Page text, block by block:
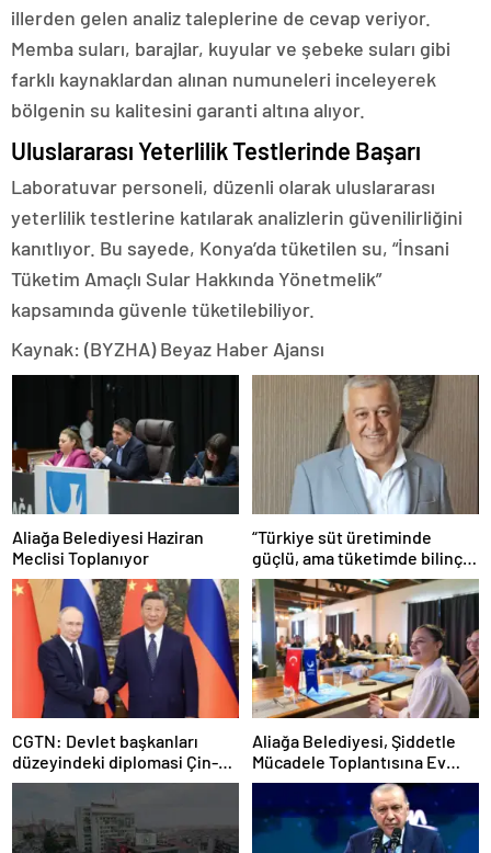
illerden gelen analiz taleplerine de cevap veriyor.
Memba suları, barajlar, kuyular ve şebeke suları gibi
farklı kaynaklardan alınan numuneleri inceleyerek
bölgenin su kalitesini garanti altına alıyor.
Uluslararası Yeterlilik Testlerinde Başarı
Laboratuvar personeli, düzenli olarak uluslararası
yeterlilik testlerine katılarak analizlerin güvenilirliğini
kanıtlıyor. Bu sayede, Konya’da tüketilen su, “İnsani
Tüketim Amaçlı Sular Hakkında Yönetmelik”
kapsamında güvenle tüketilebiliyor.
Kaynak: (BYZHA) Beyaz Haber Ajansı
Aliağa Belediyesi Haziran
Meclisi Toplanıyor
“Türkiye süt üretiminde
güçlü, ama tüketimde bilinç
şart”
CGTN: Devlet başkanları
düzeyindeki diplomasi Çin-
Rusya arasındaki büyüyen
ortaklığı güçlendiriyor
Aliağa Belediyesi, Şiddetle
Mücadele Toplantısına Ev
Sahipliği Yaptı